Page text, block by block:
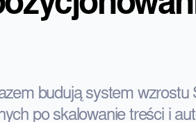
budują system wzrostu
po skalowanie treści i